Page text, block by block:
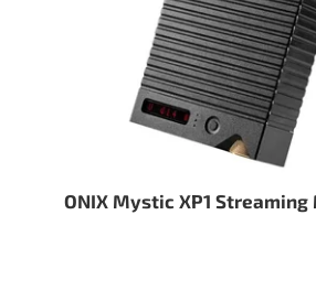
ONIX Mystic XP1 Streaming